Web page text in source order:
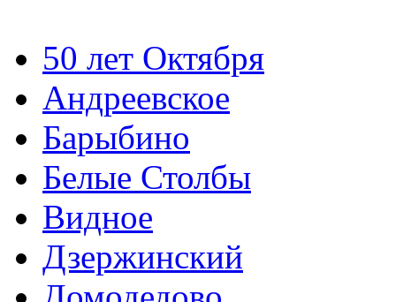
50 лет Октября
Андреевское
Барыбино
Белые Столбы
Видное
Дзержинский